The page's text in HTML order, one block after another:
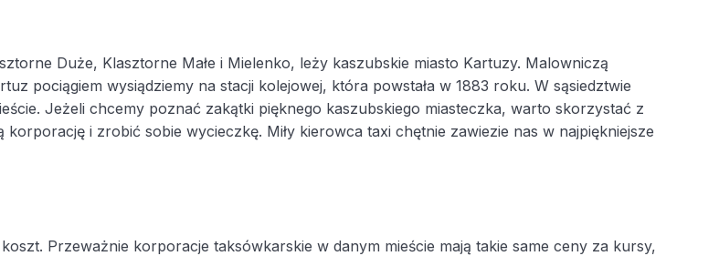
Duże, Klasztorne Małe i Mielenko, leży kaszubskie miasto Kartuzy. Malowniczą
pociągiem wysiądziemy na stacji kolejowej, która powstała w 1883 roku. W sąsiedztwie
Jeżeli chcemy poznać zakątki pięknego kaszubskiego miasteczka, warto skorzystać z
i zrobić sobie wycieczkę. Miły kierowca taxi chętnie zawiezie nas w najpiękniejsze
Przeważnie korporacje taksówkarskie w danym mieście mają takie same ceny za kursy,